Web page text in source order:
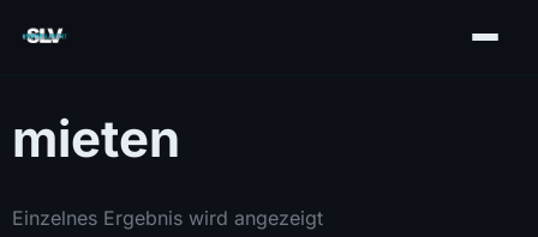
mieten
Einzelnes Ergebnis wird angezeigt